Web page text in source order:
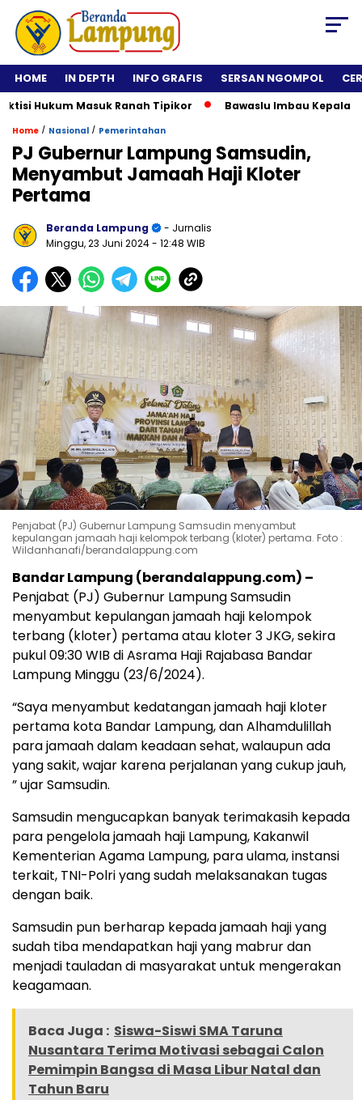
HOME IN DEPTH INFO GRAFIS SERSAN NGOMPOL
Hukum Masuk Ranah Tipikor Bawaslu Imbau Kepala
Home / Nasional / Pemerintahan
PJ Gubernur Lampung Samsudin,
Menyambut Jamaah Haji Kloter
Pertama
Beranda Lampung
- Jurnalis
Minggu, 23 Juni 2024- 12:48 WIB
Penjabat (PJ) Gubernur Lampung Samsudin menyambut
kepulangan jamaah haji kelompok terbang (kloter) pertama. Foto :
Wildanhanafi/berandalappung.com
Bandar Lampung (berandalappung.com) –
Penjabat (PJ) Gubernur Lampung Samsudin
menyambut kepulangan jamaah haji kelompok
terbang (kloter) pertama atau kloter 3 JKG, sekira
pukul 09:30 WIB di Asrama Haji Rajabasa Bandar
Lampung Minggu (23/6/2024).
“Saya menyambut kedatangan jamaah haji kloter
pertama kota Bandar Lampung, dan Alhamdulillah
para jamaah dalam keadaan sehat, walaupun ada
yang sakit, wajar karena perjalanan yang cukup jauh,
” ujar Samsudin.
Samsudin mengucapkan banyak terimakasih kepada
para pengelola jamaah haji Lampung, Kakanwil
Kementerian Agama Lampung, para ulama, instansi
terkait, TNI-Polri yang sudah melaksanakan tugas
dengan baik.
Samsudin pun berharap kepada jamaah haji yang
sudah tiba mendapatkan haji yang mabrur dan
menjadi tauladan di masyarakat untuk mengerakan
keagamaan.
Baca Juga : Siswa-Siswi SMA Taruna
Nusantara Terima Motivasi sebagai Calon
Pemimpin Bangsa di Masa Libur Natal dan
Tahun Baru